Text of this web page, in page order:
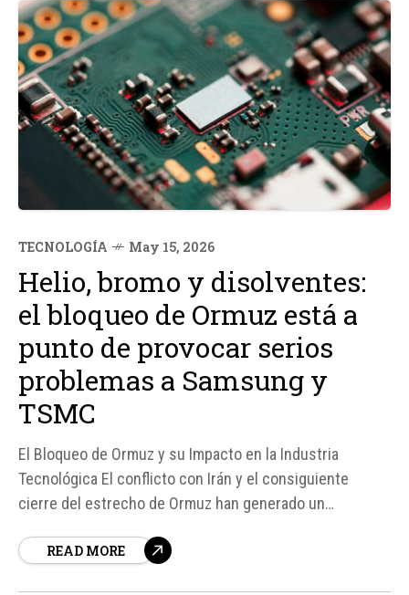
TECNOLOGÍA May 15, 2026
Helio, bromo y disolventes:
el bloqueo de Ormuz está a
punto de provocar serios
problemas a Samsung y
TSMC
El Bloqueo de Ormuz y su Impacto en la Industria
Tecnológica El conflicto con Irán y el consiguiente
cierre del estrecho de Ormuz han generado un
cadena de suministro de semiconductores se ha visto
READ MORE